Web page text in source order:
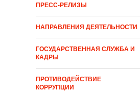
ПРЕСС-РЕЛИЗЫ
НАПРАВЛЕНИЯ ДЕЯТЕЛЬНОСТИ
ГОСУДАРСТВЕННАЯ СЛУЖБА И
КАДРЫ
ПРОТИВОДЕЙСТВИЕ
КОРРУПЦИИ